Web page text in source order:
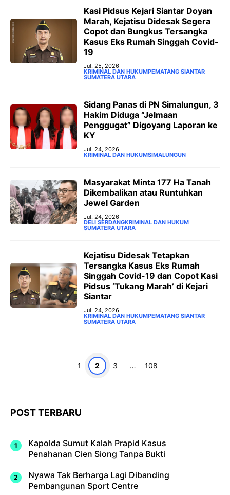
Kasi Pidsus Kejari Siantar Doyan
Marah, Kejatisu Didesak Segera
Copot dan Bungkus Tersangka
Kasus Eks Rumah Singgah Covid-
19
Jul. 25, 2026
KRIMINAL DAN HUKUMPEMATANG SIANTAR
SUMATERA UTARA
‎Sidang Panas di PN Simalungun, 3
Hakim Diduga “Jelmaan
Penggugat” Digoyang Laporan ke
KY
Jul. 24, 2026
KRIMINAL DAN HUKUMSIMALUNGUN
Masyarakat Minta 177 Ha Tanah
Dikembalikan atau Runtuhkan
Jewel Garden
Jul. 24, 2026
DELI SERDANGKRIMINAL DAN HUKUM
SUMATERA UTARA
‎Kejatisu Didesak Tetapkan
Tersangka Kasus Eks Rumah
Singgah Covid-19 dan Copot Kasi
Pidsus ‘Tukang Marah’ di Kejari
Siantar
Jul. 24, 2026
KRIMINAL DAN HUKUMPEMATANG SIANTAR
SUMATERA UTARA
Halaman
1 Halaman
2 Halaman
3 … Halaman
108
POST TERBARU
Kapolda Sumut Kalah Prapid Kasus
Penahanan Cien Siong Tanpa Bukti
Nyawa Tak Berharga Lagi Dibanding
Pembangunan Sport Centre